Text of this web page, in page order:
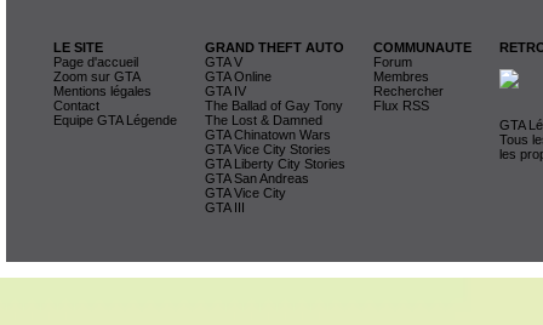
LE SITE
Page d'accueil
Zoom sur GTA
Mentions légales
Contact
Equipe GTA Légende
GRAND THEFT AUTO
GTA V
GTA Online
GTA IV
The Ballad of Gay Tony
The Lost & Damned
GTA Chinatown Wars
GTA Vice City Stories
GTA Liberty City Stories
GTA San Andreas
GTA Vice City
GTA III
COMMUNAUTE
Forum
Membres
Rechercher
Flux RSS
GTA
Tous
les